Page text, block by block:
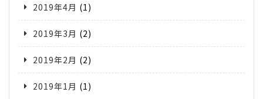
2019年4月 (1)
2019年3月 (2)
2019年2月 (2)
2019年1月 (1)